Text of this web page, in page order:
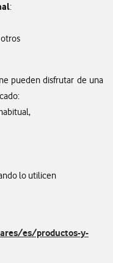
:
pueden disfrutar de una
lo utilicen
es/productos-y-